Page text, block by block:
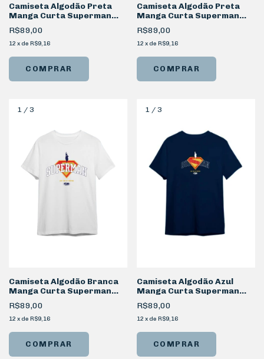
Camiseta Algodão Preta
Manga Curta Superman
P&B
R$89,00
12 x de R$9,16
COMPRAR
Camiseta Algodão Preta
Manga Curta Superman
Símbolo
R$89,00
12 x de R$9,16
COMPRAR
1 / 3
Camiseta Algodão Branca
Manga Curta Superman
Voo
R$89,00
12 x de R$9,16
COMPRAR
1 / 3
Camiseta Algodão Azul
Manga Curta Superman
Voo
R$89,00
12 x de R$9,16
COMPRAR